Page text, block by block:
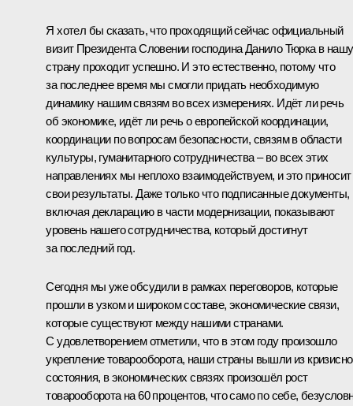
Я хотел бы сказать, что проходящий сейчас официальный
визит Президента Словении господина Данило Тюрка в нашу
страну проходит успешно. И это естественно, потому что
за последнее время мы смогли придать необходимую
динамику нашим связям во всех измерениях. Идёт ли речь
об экономике, идёт ли речь о европейской координации,
координации по вопросам безопасности, связям в области
культуры, гуманитарного сотрудничества – во всех этих
направлениях мы неплохо взаимодействуем, и это приносит
свои результаты. Даже только что подписанные документы,
включая декларацию в части модернизации, показывают
уровень нашего сотрудничества, который достигнут
за последний год.
Сегодня мы уже обсудили в рамках переговоров, которые
прошли в узком и широком составе, экономические связи,
которые существуют между нашими странами.
С удовлетворением отметили, что в этом году произошло
укрепление товарооборота, наши страны вышли из
состояния, в экономических связях произошёл рост
товарооборота на 60 процентов, что само по себе,